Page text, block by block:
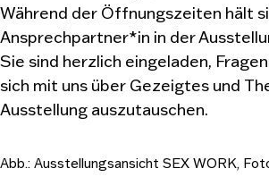
Während der Öffnungszeiten hält
Ansprechpartner*in in der
Sie sind herzlich eingeladen,
sich mit uns über Gezeigtes und
Ausstellung auszutauschen.
Abb.: Ausstellungsansicht SEX WORK,